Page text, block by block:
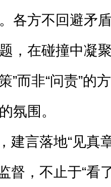
各方不回避矛
，在碰撞中凝
”而非“问责”的
氛围。
建言落地“见真
督，不止于“看